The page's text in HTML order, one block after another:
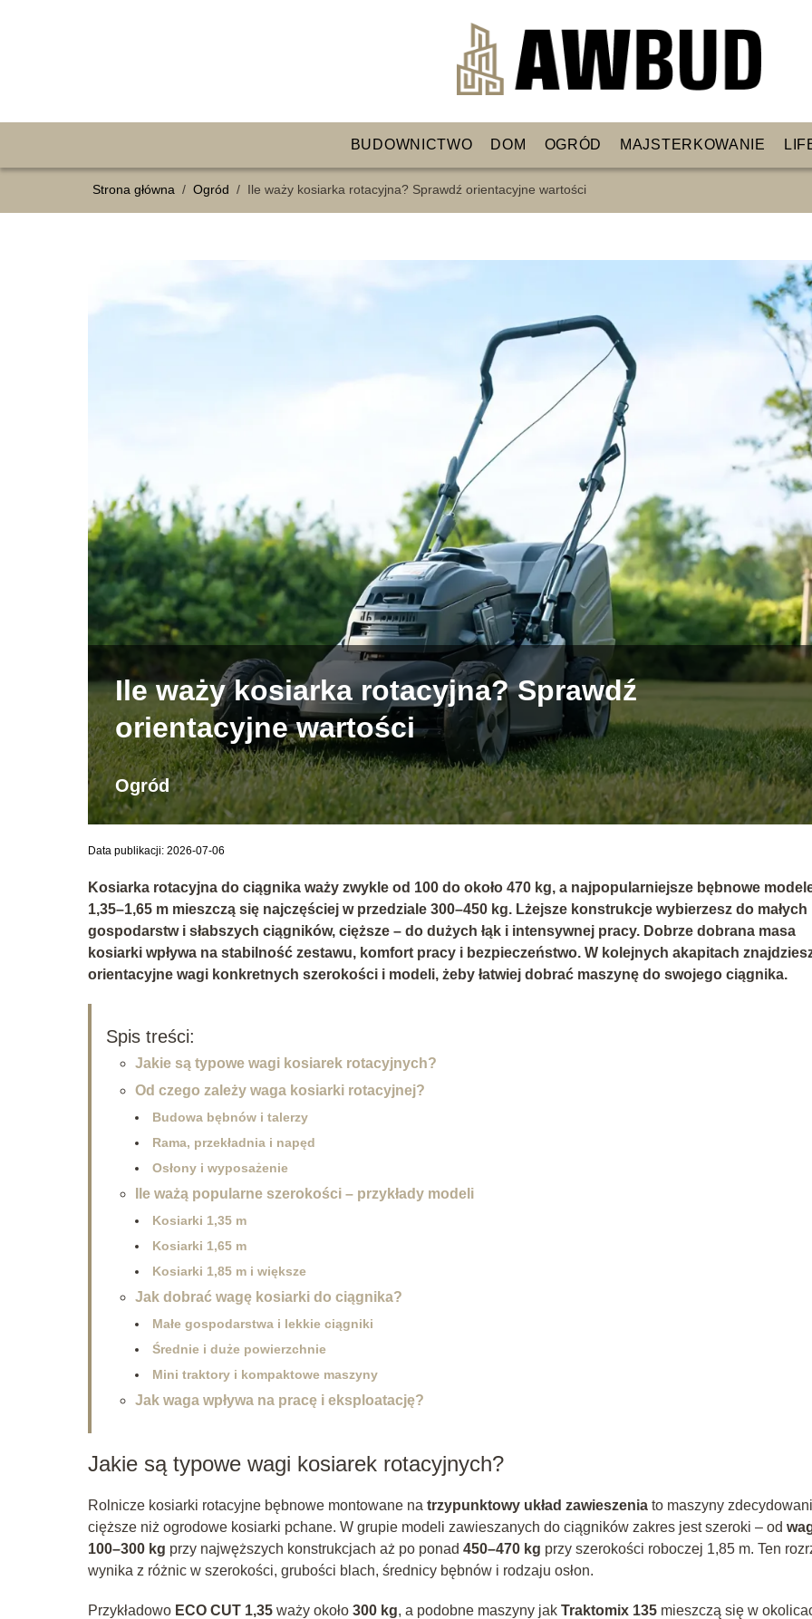
BUDOWNICTWO DOM OGRÓD MAJSTERKOWANIE
Strona główna / Ogród / Ile waży kosiarka rotacyjna? Sprawdź orientacyjne wartości
Ile waży kosiarka rotacyjna? Sprawdź
orientacyjne wartości
Ogród
Data publikacji: 2026-07-06
Kosiarka rotacyjna do ciągnika waży zwykle od 100 do około 470 kg, a najpopularniejsze bębnowe
1,35–1,65 m mieszczą się najczęściej w przedziale 300–450 kg. Lżejsze konstrukcje wybierzesz do małych
gospodarstw i słabszych ciągników, cięższe – do dużych łąk i intensywnej pracy. Dobrze dobrana masa
kosiarki wpływa na stabilność zestawu, komfort pracy i bezpieczeństwo. W kolejnych akapitach
orientacyjne wagi konkretnych szerokości i modeli, żeby łatwiej dobrać maszynę do swojego ciągnika.
Spis treści:
Jakie są typowe wagi kosiarek rotacyjnych?
Od czego zależy waga kosiarki rotacyjnej?
Budowa bębnów i talerzy
Rama, przekładnia i napęd
Osłony i wyposażenie
Ile ważą popularne szerokości – przykłady modeli
Kosiarki 1,35 m
Kosiarki 1,65 m
Kosiarki 1,85 m i większe
Jak dobrać wagę kosiarki do ciągnika?
Małe gospodarstwa i lekkie ciągniki
Średnie i duże powierzchnie
Mini traktory i kompaktowe maszyny
Jak waga wpływa na pracę i eksploatację?
Jakie są typowe wagi kosiarek rotacyjnych?
Rolnicze kosiarki rotacyjne bębnowe montowane na trzypunktowy układ zawieszenia to maszyny
cięższe niż ogrodowe kosiarki pchane. W grupie modeli zawieszanych do ciągników zakres jest szeroki – od
100–300 kg przy najwęższych konstrukcjach aż po ponad 450–470 kg przy szerokości roboczej 1,85 m. Ten
wynika z różnic w szerokości, grubości blach, średnicy bębnów i rodzaju osłon.
Przykładowo ECO CUT 1,35 waży około 300 kg, a podobne maszyny jak Traktomix 135 mieszczą się w